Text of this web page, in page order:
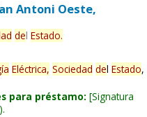
Antoni Oeste,
del Estado.
Eléctrica, Sociedad del Estado,
para préstamo: Signatura